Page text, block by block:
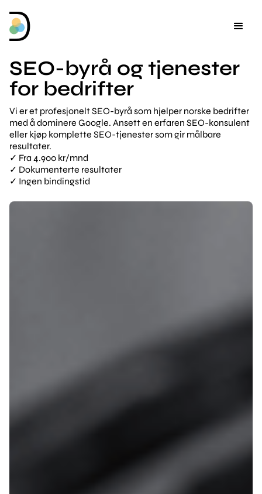
SEO-byrå og tjenester
for bedrifter
Vi er et profesjonelt SEO-byrå som hjelper norske bedrifter
med å dominere Google. Ansett en erfaren SEO-konsulent
eller kjøp komplette SEO-tjenester som gir målbare
resultater.
✓ Fra 4.900 kr/mnd
✓ Dokumenterte resultater
✓ Ingen bindingstid